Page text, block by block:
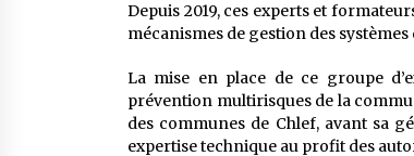
Depuis 2019, ces experts et
mécanismes de gestion des
La mise en place de ce groupe
prévention multirisques de la
des communes de Chlef, avant sa
expertise technique au profit des